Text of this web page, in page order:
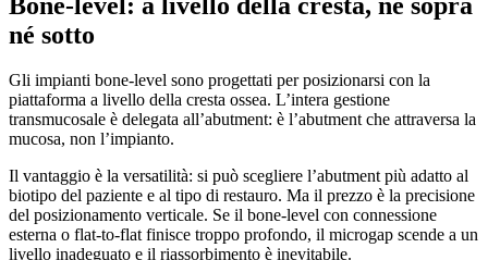
né sotto
Gli impianti bone-level sono progettati per posizionarsi con la
piattaforma a livello della cresta ossea. L’intera gestione
transmucosale è delegata all’abutment: è l’abutment che attraversa la
mucosa, non l’impianto.
Il vantaggio è la versatilità: si può scegliere l’abutment più adatto al
biotipo del paziente e al tipo di restauro. Ma il prezzo è la precisione
del posizionamento verticale. Se il bone-level con connessione
esterna o flat-to-flat finisce troppo profondo, il microgap scende a un
livello inadeguato e il riassorbimento è inevitabile.